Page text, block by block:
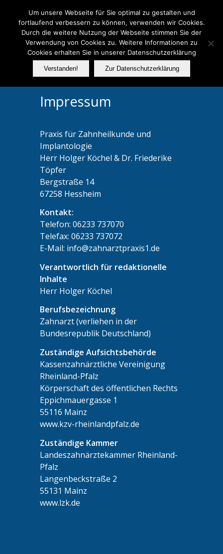
Impressum
Praxis für Zahnheilkunde und
Implantologie
Herr Holger Köchel & Dr. Friederike
Töpfer
Bergstraße 14
67258 Hessheim
Kontakt:
Telefon: 06233 737070
Telefax: 06233 737072
E-Mail: info@zahnarztpraxis1.de
Verantwortlich für redaktionelle
Inhalte
Herr Holger Köchel
Berufsbezeichnung
Zahnarzt (verliehen in der
Bundesrepublik Deutschland)
Zuständige Aufsichtsbehörde
Kassenzahnärztliche Vereinigung
Rheinland-Pfalz
Körperschaft des öffentlichen Rechts
Eppichmauergasse 1
55116 Mainz
www.kzv-rheinlandpfalz.de
Zuständige Kammer
Landeszahnärztekammer Rheinland-
Pfalz
Langenbeckstraße 2
55131 Mainz
www.lzk.de
Um unsere Webseite für Sie optimal zu gestalten und
fortlaufend verbessern zu können, verwenden wir Cookies.
Durch die weitere Nutzung der Webseite stimmen Sie der
Verwendung von Cookies zu. Weitere Informationen zu
Cookies erhalten Sie in unserer Datenschutzerklärung
Verstanden! Zur Datenschutzerklärung